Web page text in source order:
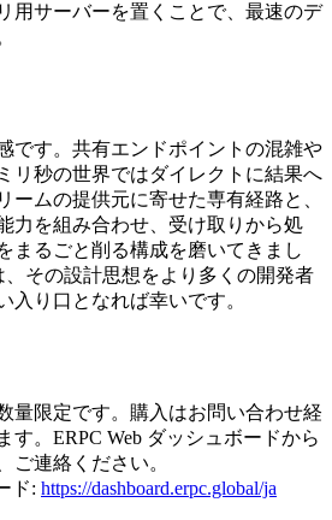
用サーバーを置くことで、最速のデ
です。共有エンドポイントの混雑や
リ秒の世界ではダイレクトに結果へ
ームの提供元に寄せた専有経路と、
力を組み合わせ、受け取りから処
まるごと削る構成を磨いてきまし
その設計思想をより多くの開発者
入り口となれば幸いです。
量限定です。購入はお問い合わせ経
す。ERPC Web ダッシュボードから
ご連絡ください。
ド: https://dashboard.erpc.global/ja